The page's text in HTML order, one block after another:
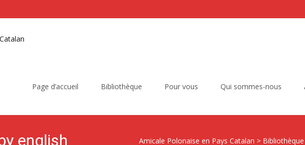
Page d’accueil Bibliothèque Pour vous Qui sommes-nous
english Amicale Polonaise en Pays Catalan > Bibliothèque